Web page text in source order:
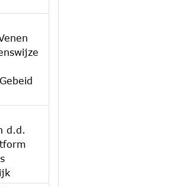
d.d.